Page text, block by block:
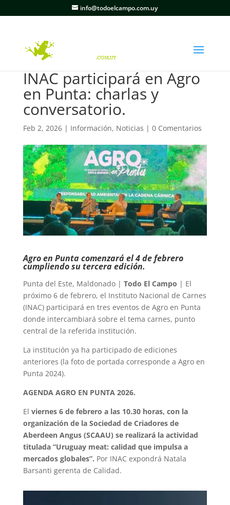
info@todoelcampo.com.uy
INAC participará en Agro
en Punta: charlas y
conversatorio.
Feb 2, 2026| Información, Noticias | 0 Comentarios
Agro en Punta comenzará el 4 de febrero
cumpliendo su tercera edición.
Punta del Este, Maldonado | Todo El Campo | El
próximo 6 de febrero, el Instituto Nacional de Carnes
(INAC) participará en tres eventos de Agro en Punta
donde intercambiará sobre el tema carnes, punto
central de la referida institución.
La institución ya ha participado de ediciones
anteriores (la foto de portada corresponde a Agro en
Punta 2024).
AGENDA AGRO EN PUNTA 2026.
El viernes 6 de febrero a las 10.30 horas, con la
organización de la Sociedad de Criadores de
Aberdeen Angus (SCAAU) se realizará la actividad
titulada “Uruguay meat: calidad que impulsa a
mercados globales”. Por INAC expondrá Natala
Barsanti gerenta de Calidad.